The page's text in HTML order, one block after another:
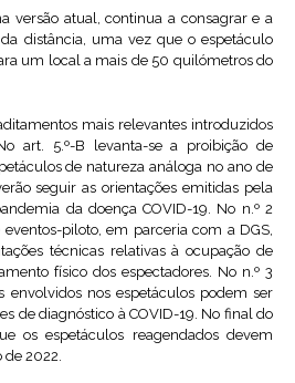
versão atual, continua a consagrar e a
distância, uma vez que o espetáculo
um local a mais de 50 quilómetros do
mais relevantes introduzidos
art. 5.º-B levanta-se a proibição de
de natureza análoga no ano de
seguir as orientações emitidas pela
da doença COVID-19. No n.º 2
piloto, em parceria com a DGS,
técnicas relativas à ocupação de
físico dos espectadores. No n.º 3
envolvidos nos espetáculos podem ser
de diagnóstico à COVID-19. No final do
os espetáculos reagendados devem
de 2022.